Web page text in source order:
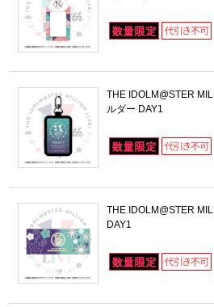
THE IDOLM@STER
ルダー DAY1
THE IDOLM@STER
DAY1